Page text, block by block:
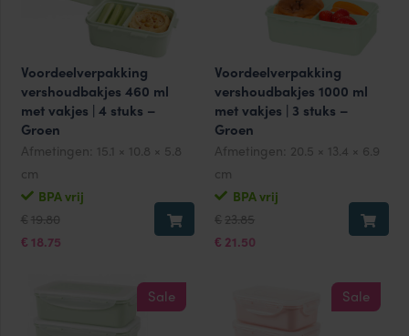
Voordeelverpakking
vershoudbakjes 460 ml
met vakjes | 4 stuks –
Groen
Afmetingen:
15.1 × 10.8 × 5.8
cm
BPA vrij
€ 19.80
Oorspronkelijke
prijs
was:
€ 18.75
Huidige
prijs
is:
Voordeelverpakking
vershoudbakjes 1000 ml
met vakjes | 3 stuks –
Groen
Afmetingen: 20.5 × 13.4 × 6.9
cm
BPA vrij
€ 23.85
Oorspronkelijke
prijs
was:
€ 21.50
Huidige
prijs
is:
Sale Sale